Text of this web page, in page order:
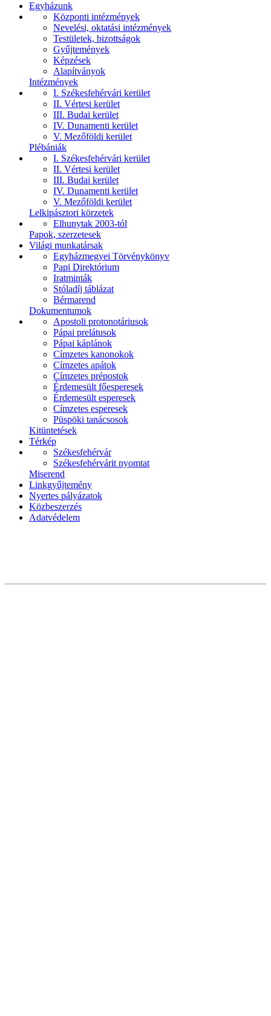
Egyházunk
Központi intézmények
Nevelési, oktatási intézmények
Testületek, bizottságok
Gyűjtemények
Képzések
Alapítványok
Intézmények
I. Székesfehérvári kerület
II. Vértesi kerület
III. Budai kerület
IV. Dunamenti kerület
V. Mezőföldi kerület
Plébániák
I. Székesfehérvári kerület
II. Vértesi kerület
III. Budai kerület
IV. Dunamenti kerület
V. Mezőföldi kerület
Lelkipásztori körzetek
Elhunytak 2003-tól
Papok, szerzetesek
Világi munkatársak
Egyházmegyei Törvénykönyv
Papi Direktórium
Iratminták
Stóladíj táblázat
Bérmarend
Dokumentumok
Apostoli protonotáriusok
Pápai prelátusok
Pápai káplánok
Címzetes kanonokok
Címzetes apátok
Címzetes prépostok
Érdemesült főesperesek
Érdemesült esperesek
Címzetes esperesek
Püspöki tanácsosok
Kitüntetések
Térkép
Székesfehérvár
Székesfehérvárit nyomtat
Miserend
Linkgyűjtemény
Nyertes pályázatok
Közbeszerzés
Adatvédelem